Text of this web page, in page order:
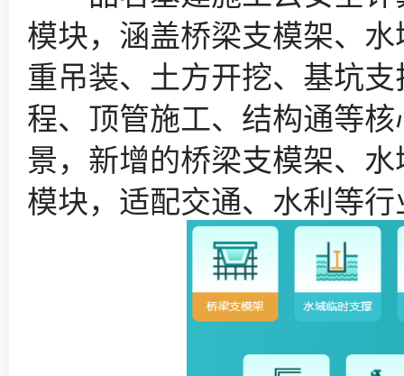
模块，涵盖桥梁支模架、
重吊装、土方开挖、基坑
程、顶管施工、结构通等
景，新增的桥梁支模架、
模块，适配交通、水利等